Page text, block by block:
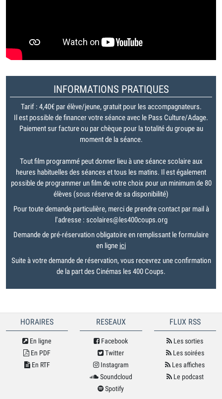
INFORMATIONS PRATIQUES
Tarif : 4,40€ par élève/jeune, gratuit pour les accompagnateurs.
Il est possible de financer votre séance avec le Pass Culture/Adage.
Paiement sur facture ou par chèque pour la totalité du groupe au
moment de la séance.
Tout film programmé peut donner lieu à une séance scolaire aux
heures habituelles des séances et tous les matins. Il est également
possible de programmer un film de votre choix pour un minimum de 80
élèves (sous réserve de sa disponibilité)
Pour toute demande particulière, merci de prendre contact par mail à
l'adresse : scolaires@les400coups.org
Demande de pré-réservation obligatoire en remplissant le formulaire
en ligne ici
Suite à votre demande de réservation, vous recevrez une confirmation
de la part des Cinémas les 400 Coups.
HORAIRES
En ligne
En PDF
En RTF
RESEAUX
Facebook
Twitter
Instagram
Soundcloud
Spotify
FLUX RSS
Les sorties
Les soirées
Les affiches
Le podcast